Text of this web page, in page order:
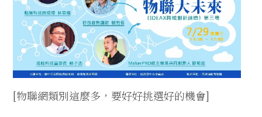
[物聯網類別這麼多，要好好挑選好的機會]